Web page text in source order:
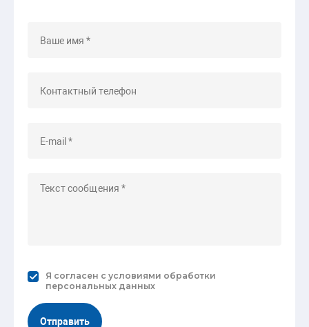
Я согласен с условиями обработки
персональных данных
Отправить